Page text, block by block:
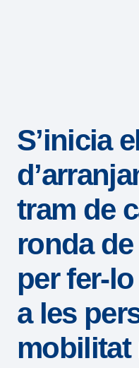
sistema
accesibilidad.
S’inicia
tram de
ronda
per fer-
a les
mobilitat